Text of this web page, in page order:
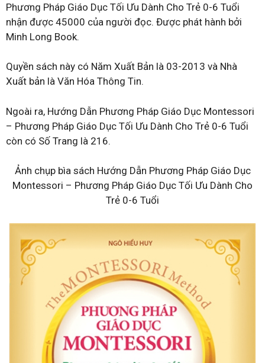
Phương Pháp Giáo Dục Tối Ưu Dành Cho Trẻ 0-6 Tuổi
nhận được 45000 của người đọc. Được phát hành bởi
Minh Long Book.
Quyền sách này có Năm Xuất Bản là 03-2013 và Nhà
Xuất bản là Văn Hóa Thông Tin.
Ngoài ra, Hướng Dẫn Phương Pháp Giáo Dục Montessori
– Phương Pháp Giáo Dục Tối Ưu Dành Cho Trẻ 0-6 Tuổi
còn có Số Trang là 216.
Ảnh chụp bìa sách Hướng Dẫn Phương Pháp Giáo Dục
Montessori – Phương Pháp Giáo Dục Tối Ưu Dành Cho
Trẻ 0-6 Tuổi